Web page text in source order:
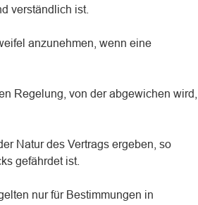
verständlich ist.
anzunehmen, wenn eine
Regelung, von der abgewichen wird,
Natur des Vertrags ergeben, so
gefährdet ist.
nur für Bestimmungen in